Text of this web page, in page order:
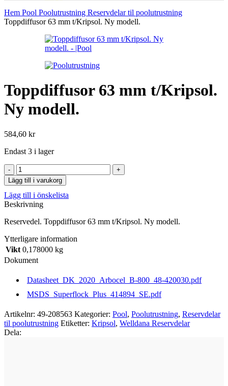
Hem Pool Poolutrustning Reservdelar til poolutrustning
Toppdiffusor 63 mm t/Kripsol. Ny modell.
Toppdiffusor 63 mm t/Kripsol.
Ny modell.
584,60 kr
Endast 3 i lager
Toppdiffusor
63
mm
t/Kripsol.
Ny
mängd
Lägg till i varukorg
Lägg till i önskelista
Beskrivning
Reservedel. Toppdiffusor 63 mm t/Kripsol. Ny modell.
Ytterligare information
Vikt 0,178000 kg
Dokument
Datasheet_DK_2020_Arbocel_B-800_48-420030.pdf
MSDS_Superflock_Plus_414894_SE.pdf
Artikelnr: 49-208563 Kategorier: Pool, Poolutrustning, Reservdelar
til poolutrustning Etiketter: Kripsol, Welldana Reservdelar
Dela: